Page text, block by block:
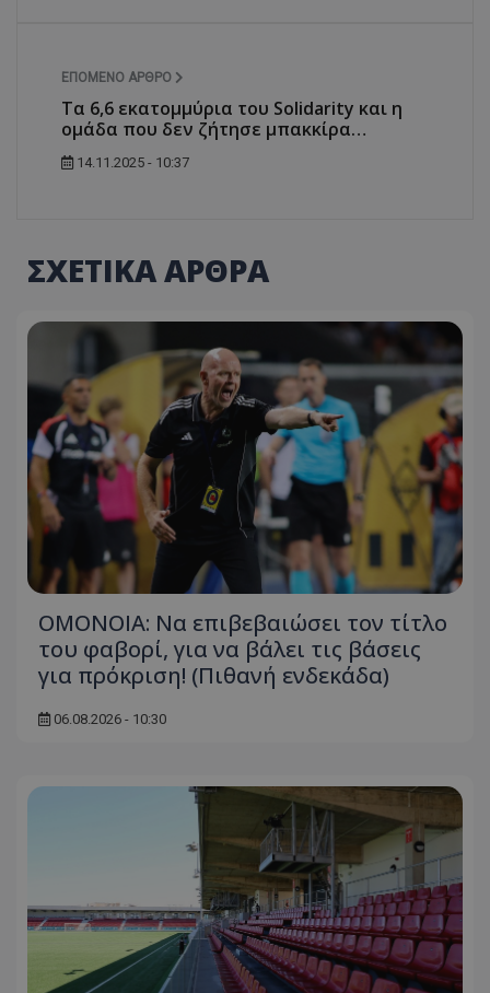
ΕΠΌΜΕΝΟ ΆΡΘΡΟ
Τα 6,6 εκατομμύρια του Solidarity και η
ομάδα που δεν ζήτησε μπακκίρα…
14.11.2025 - 10:37
ΣΧΕΤΙΚΑ ΑΡΘΡΑ
ΟΜΟΝΟΙΑ: Να επιβεβαιώσει τον τίτλο
του φαβορί, για να βάλει τις βάσεις
για πρόκριση! (Πιθανή ενδεκάδα)
06.08.2026 - 10:30